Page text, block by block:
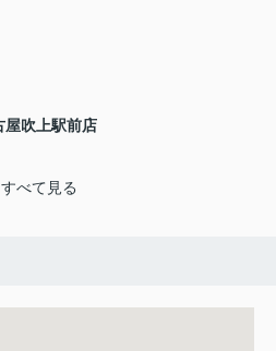
屋吹上駅前店
すべて見る